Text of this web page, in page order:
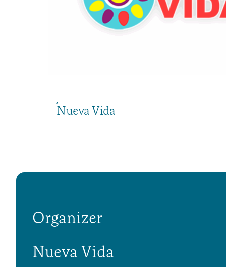
,
Nueva Vida
Organizer
Nueva Vida